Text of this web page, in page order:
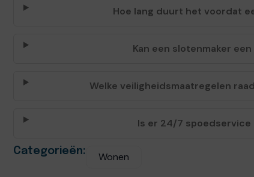
Hoe lang duurt het voordat
Kan een slotenmaker
Welke veiligheidsmaatregelen
Is er 24/7 spoedservice
Categorieën: Wonen